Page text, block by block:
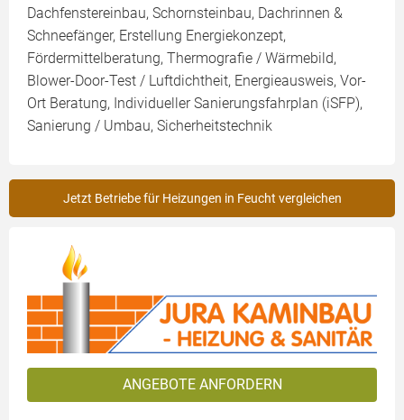
Dachfenstereinbau, Schornsteinbau, Dachrinnen &
Schneefänger, Erstellung Energiekonzept,
Fördermittelberatung, Thermografie / Wärmebild,
Blower-Door-Test / Luftdichtheit, Energieausweis, Vor-
Ort Beratung, Individueller Sanierungsfahrplan (iSFP),
Sanierung / Umbau, Sicherheitstechnik
Jetzt Betriebe für Heizungen in Feucht vergleichen
ANGEBOTE ANFORDERN